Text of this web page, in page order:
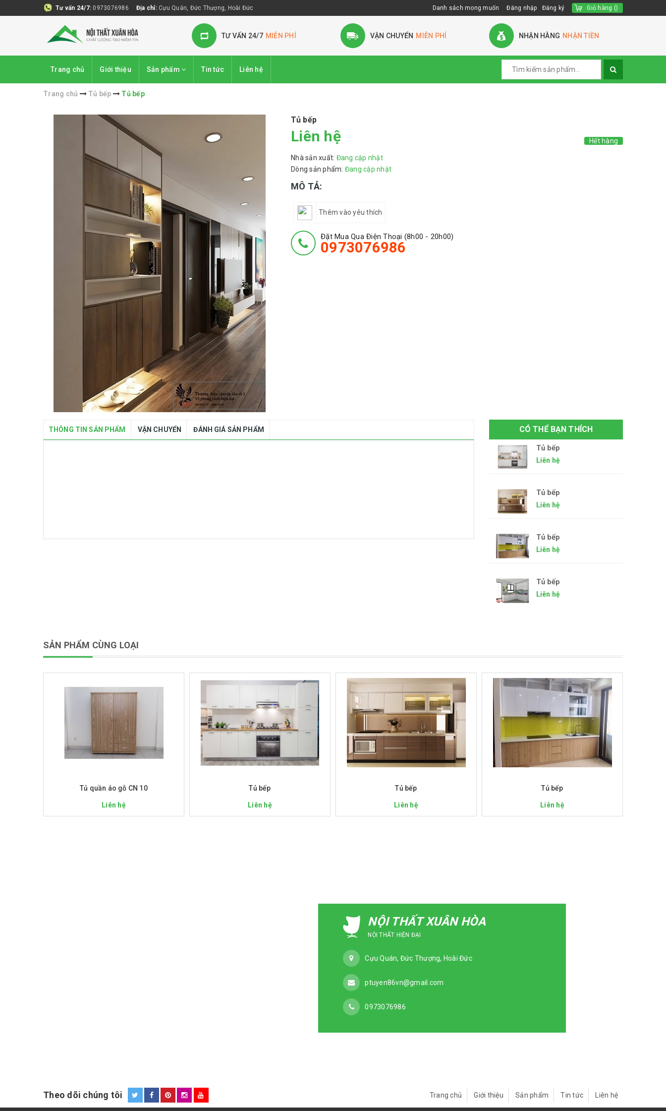
Tư vấn 24/7: 0973076986 Địa chỉ: Cựu Quán, Đức Thượng, Hoài Đức Danh sách mong muốn Đăng nhập Đăng ký Giỏ hàng ()
TƯ VẤN 24/7 MIỄN PHÍ VẬN CHUYỂN MIỄN PHÍ NHẬN HÀNG NHẬN TIỀN
Trang chủ Giới thiệu Sản phẩm Tin tức Liên hệ
Trang chủ Tủ bếp Tủ bếp
Tủ bếp
Hết hàng
Liên hệ
Nhà sản xuất: Đang cập nhật
Dòng sản phẩm: Đang cập nhật
MÔ TẢ:
Thêm vào yêu thích
Đặt Mua Qua Điện Thoại (8h00 - 20h00)
0973076986
THÔNG TIN SẢN PHẨM VẬN CHUYỂN ĐÁNH GIÁ SẢN PHẨM CÓ THỂ BẠN THÍCH
Tủ bếp
Liên hệ
Tủ bếp
Liên hệ
Tủ bếp
Liên hệ
Tủ bếp
Liên hệ
SẢN PHẨM CÙNG LOẠI
Tủ quần áo gỗ CN 10
Liên hệ
Tủ bếp
Liên hệ
Tủ bếp
Liên hệ
Tủ bếp
Liên hệ
NỘI THẤT XUÂN HÒA
NỘI THẤT HIỆN ĐẠI
Cựu Quán, Đức Thượng, Hoài Đức
ptuyen86vn@gmail.com
0973076986
Theo dõi chúng tôi Trang chủ Giới thiệu Sản phẩm Tin tức Liên hệ